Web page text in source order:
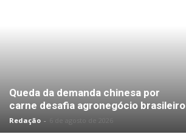
Queda da demanda chinesa por
carne desafia agronegócio brasileiro
Redação -